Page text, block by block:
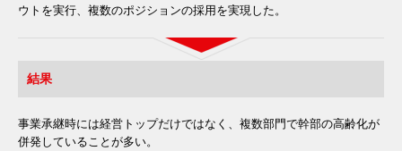
ウトを実行、複数のポジションの採用を実現した。
結果
事業承継時には経営トップだけではなく、複数部門で幹部の高齢化が
併発していることが多い。